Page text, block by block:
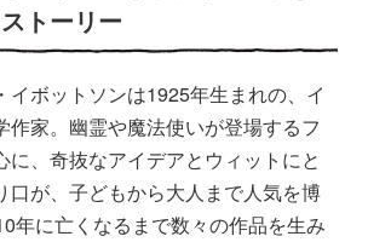
トーリー
ボットソンは1925年生まれの、イ
作家。幽霊や魔法使いが登場するフ
に、奇抜なアイデアとウィットにと
口が、子どもから大人まで人気を博
年に亡くなるまで数々の作品を生み